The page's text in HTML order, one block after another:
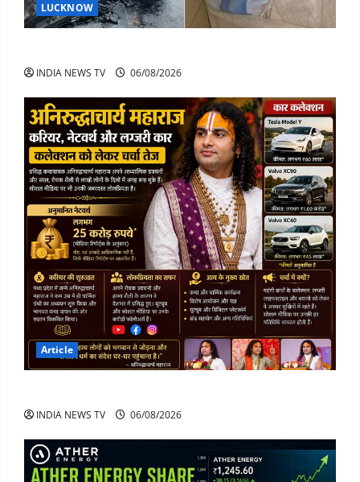
LUCKNOW
INDIA NEWS TV 06/08/2026
Article
INDIA NEWS TV 06/08/2026